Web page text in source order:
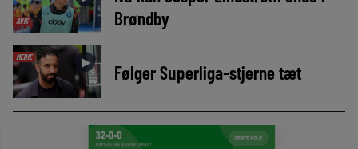
AVIS
Brøndby
MEDIE ► Følger Superliga-stjerne tæt